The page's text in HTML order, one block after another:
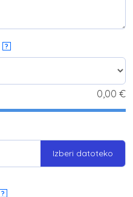
?
0,00 €
Izberi datoteko
?